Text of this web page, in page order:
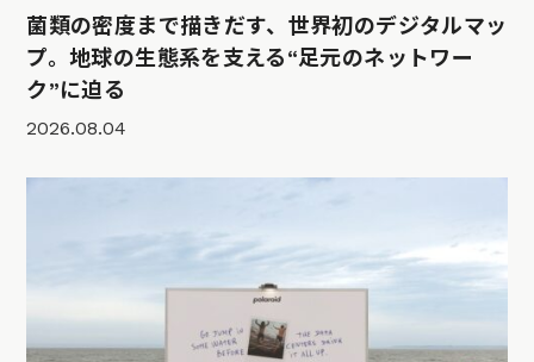
菌類の密度まで描きだす、世界初のデジタルマッ
プ。地球の生態系を支える“足元のネットワー
ク”に迫る
2026.08.04